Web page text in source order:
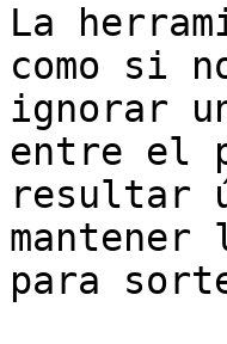
La
como si
ignorar
entre el
resultar
para